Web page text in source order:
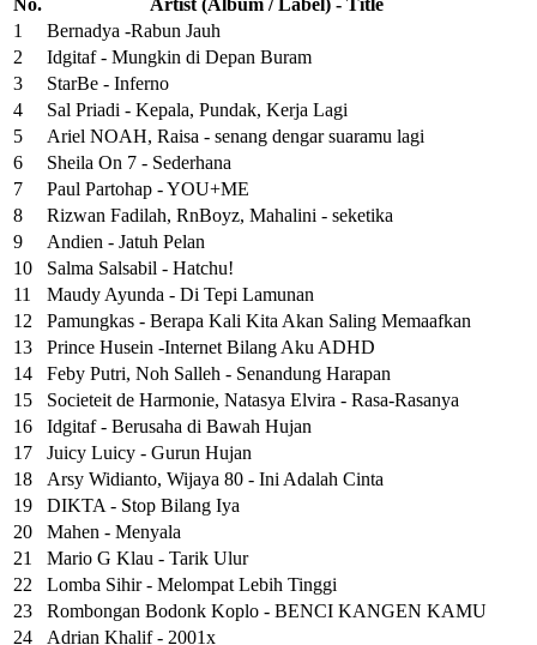
No.
Artist (Album / Label) - Title
1
Bernadya -Rabun Jauh
2
Idgitaf - Mungkin di Depan Buram
3
StarBe - Inferno
4
Sal Priadi - Kepala, Pundak, Kerja Lagi
5
Ariel NOAH, Raisa - senang dengar suaramu lagi
6
Sheila On 7 - Sederhana
7
Paul Partohap - YOU+ME
8
Rizwan Fadilah, RnBoyz, Mahalini - seketika
9
Andien - Jatuh Pelan
10
Salma Salsabil - Hatchu!
11
Maudy Ayunda - Di Tepi Lamunan
12
Pamungkas - Berapa Kali Kita Akan Saling Memaafkan
13
Prince Husein -Internet Bilang Aku ADHD
14
Feby Putri, Noh Salleh - Senandung Harapan
15
Societeit de Harmonie, Natasya Elvira - Rasa-Rasanya
16
Idgitaf - Berusaha di Bawah Hujan
17
Juicy Luicy - Gurun Hujan
18
Arsy Widianto, Wijaya 80 - Ini Adalah Cinta
19
DIKTA - Stop Bilang Iya
20
Mahen - Menyala
21
Mario G Klau - Tarik Ulur
22
Lomba Sihir - Melompat Lebih Tinggi
23
Rombongan Bodonk Koplo - BENCI KANGEN KAMU
24
Adrian Khalif - 2001x